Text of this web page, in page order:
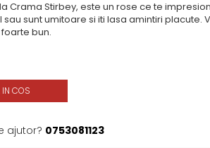
Crama Stirbey, este un rose ce te
sunt umitoare si iti lasa amintiri placute.
bun.
COS
ajutor? 0753081123